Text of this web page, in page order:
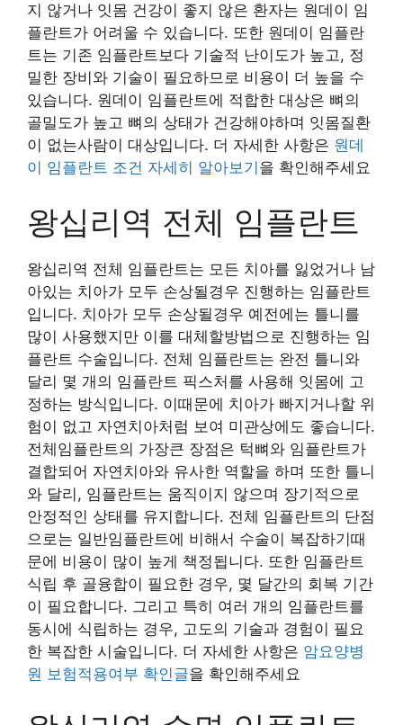
지 않거나 잇몸 건강이 좋지 않은 환자는 원데이 임
플란트가 어려울 수 있습니다. 또한 원데이 임플란
트는 기존 임플란트보다 기술적 난이도가 높고, 정
밀한 장비와 기술이 필요하므로 비용이 더 높을 수
있습니다. 원데이 임플란트에 적합한 대상은 뼈의
골밀도가 높고 뼈의 상태가 건강해야하며 잇몸질환
이 없는사람이 대상입니다. 더 자세한 사항은 원데
이 임플란트 조건 자세히 알아보기 을 확인해주세요
왕십리역 전체 임플란트
왕십리역 전체 임플란트는 모든 치아를 잃었거나 남
아있는 치아가 모두 손상될경우 진행하는 임플란트
입니다. 치아가 모두 손상될경우 예전에는 틀니를
많이 사용했지만 이를 대체할방법으로 진행하는 임
플란트 수술입니다. 전체 임플란트는 완전 틀니와
달리 몇 개의 임플란트 픽스처를 사용해 잇몸에 고
정하는 방식입니다. 이때문에 치아가 빠지거나할 위
험이 없고 자연치아처럼 보여 미관상에도 좋습니다.
전체임플란트의 가장큰 장점은 턱뼈와 임플란트가
결합되어 자연치아와 유사한 역할을 하며 또한 틀니
와 달리, 임플란트는 움직이지 않으며 장기적으로
안정적인 상태를 유지합니다. 전체 임플란트의 단점
으로는 일반임플란트에 비해서 수술이 복잡하기때
문에 비용이 많이 높게 책정됩니다. 또한 임플란트
식립 후 골융합이 필요한 경우, 몇 달간의 회복 기간
이 필요합니다. 그리고 특히 여러 개의 임플란트를
동시에 식립하는 경우, 고도의 기술과 경험이 필요
한 복잡한 시술입니다. 더 자세한 사항은 암요양병
원 보험적용여부 확인글을 확인해주세요